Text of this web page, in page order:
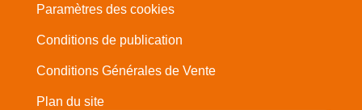
Paramètres des cookies
Conditions de publication
Conditions Générales de Vente
Plan du site